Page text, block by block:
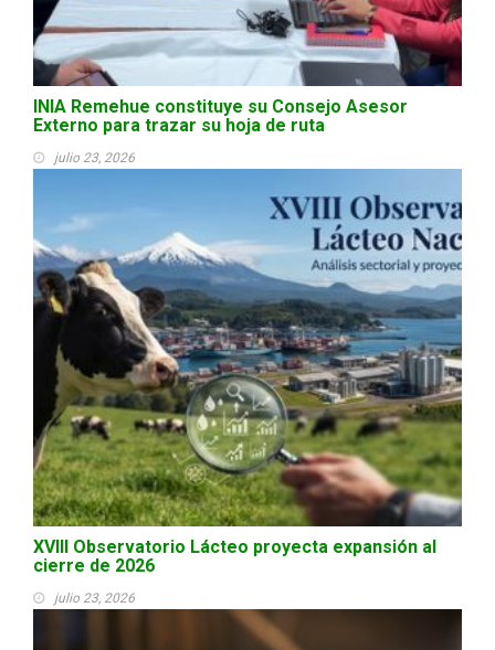
INIA Remehue constituye su Consejo Asesor
Externo para trazar su hoja de ruta
julio 23, 2026
XVIII Observatorio Lácteo proyecta expansión al
cierre de 2026
julio 23, 2026